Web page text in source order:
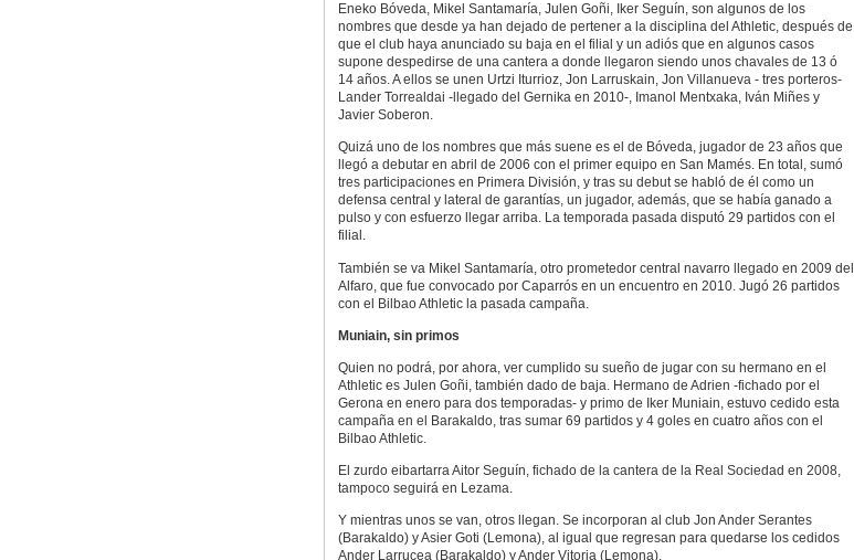
Eneko Bóveda, Mikel Santamaría, Julen Goñi, Iker Seguín, son algunos de los
nombres que desde ya han dejado de pertener a la disciplina del Athletic, después de
que el club haya anunciado su baja en el filial y un adiós que en algunos casos
supone despedirse de una cantera a donde llegaron siendo unos chavales de 13 ó
14 años. A ellos se unen Urtzi Iturrioz, Jon Larruskain, Jon Villanueva - tres porteros-
Lander Torrealdai -llegado del Gernika en 2010-, Imanol Mentxaka, Iván Miñes y
Javier Soberon.
Quizá uno de los nombres que más suene es el de Bóveda, jugador de 23 años que
llegó a debutar en abril de 2006 con el primer equipo en San Mamés. En total, sumó
tres participaciones en Primera División, y tras su debut se habló de él como un
defensa central y lateral de garantías, un jugador, además, que se había ganado a
pulso y con esfuerzo llegar arriba. La temporada pasada disputó 29 partidos con el
filial.
También se va Mikel Santamaría, otro prometedor central navarro llegado en 2009 del
Alfaro, que fue convocado por Caparrós en un encuentro en 2010. Jugó 26 partidos
con el Bilbao Athletic la pasada campaña.
Muniain, sin primos
Quien no podrá, por ahora, ver cumplido su sueño de jugar con su hermano en el
Athletic es Julen Goñi, también dado de baja. Hermano de Adrien -fichado por el
Gerona en enero para dos temporadas- y primo de Iker Muniain, estuvo cedido esta
campaña en el Barakaldo, tras sumar 69 partidos y 4 goles en cuatro años con el
Bilbao Athletic.
El zurdo eibartarra Aitor Seguín, fichado de la cantera de la Real Sociedad en 2008,
tampoco seguirá en Lezama.
Y mientras unos se van, otros llegan. Se incorporan al club Jon Ander Serantes
(Barakaldo) y Asier Goti (Lemona), al igual que regresan para quedarse los cedidos
Ander Larrucea (Barakaldo) y Ander Vitoria (Lemona).